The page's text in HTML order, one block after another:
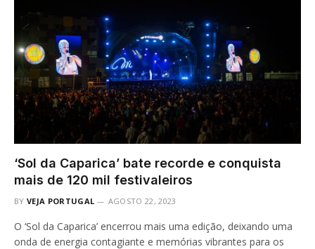
‘Sol da Caparica’ bate recorde e conquista
mais de 120 mil festivaleiros
BY VEJA PORTUGAL AGOSTO 22, 2023
O ‘Sol da Caparica’ encerrou mais uma edição, deixando uma
onda de energia contagiante e memórias vibrantes para os